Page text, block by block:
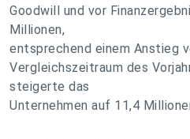
Goodwill und vor
Millionen,
entsprechend einem Anstieg
Vergleichszeitraum des
steigerte das
Unternehmen auf 11,4